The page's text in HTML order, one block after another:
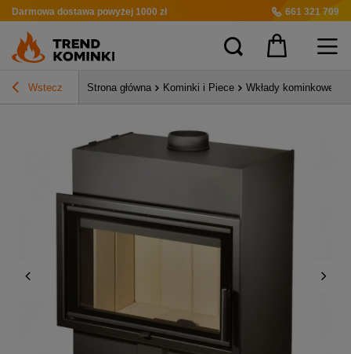
Darmowa dostawa powyżej 1000 zł 661 321 709
Wstecz Strona główna Kominki i Piece Wkłady kominkowe